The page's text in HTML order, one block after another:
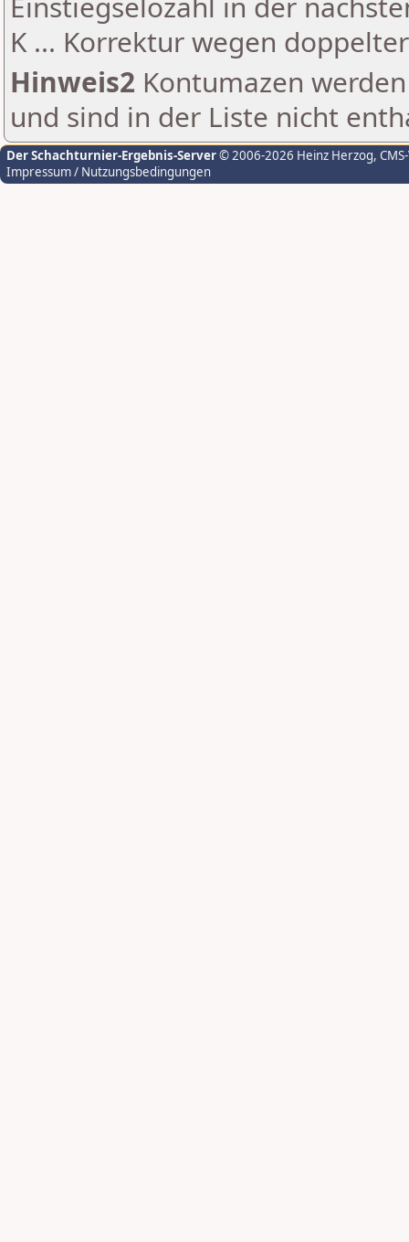
K ... Korrektur wegen
Hinweis2 Kontumazen
und sind in der Liste nicht
Der Schachturnier-Ergebnis-Server© 2006-2026 Heinz Herzog,
Impressum / Nutzungsbedingungen